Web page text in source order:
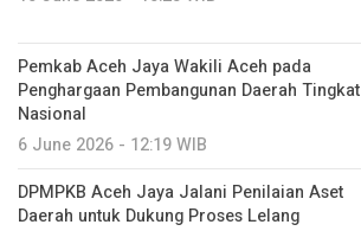
Pemkab Aceh Jaya Wakili Aceh pada
Penghargaan Pembangunan Daerah Tingkat
Nasional
6 June 2026 - 12:19 WIB
DPMPKB Aceh Jaya Jalani Penilaian Aset
Daerah untuk Dukung Proses Lelang